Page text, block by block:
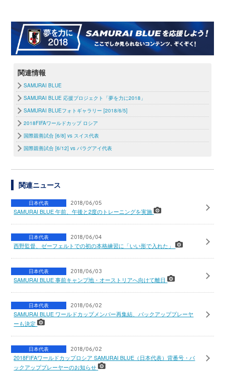
関連情報
SAMURAI BLUE
SAMURAI BLUE 応援プロジェクト「夢を力に2018」
SAMURAI BLUEフォトギャラリー [2018/6/5]
2018FIFAワールドカップ ロシア
国際親善試合 [6/8] vs スイス代表
国際親善試合 [6/12] vs パラグアイ代表
関連ニュース
日本代表 2018/06/05
SAMURAI BLUE 午前、午後と2度のトレーニングを実施
日本代表 2018/06/04
西野監督、ゼーフェルトでの初の本格練習に「いい形で入れた」
日本代表 2018/06/03
SAMURAI BLUE 事前キャンプ地・オーストリアへ向けて離日
日本代表 2018/06/02
SAMURAI BLUE ワールドカップメンバー再集結、バックアッププレーヤ
ーも決定
日本代表 2018/06/02
2018FIFAワールドカップロシア SAMURAI BLUE（日本代表）背番号・バ
ックアッププレーヤーのお知らせ